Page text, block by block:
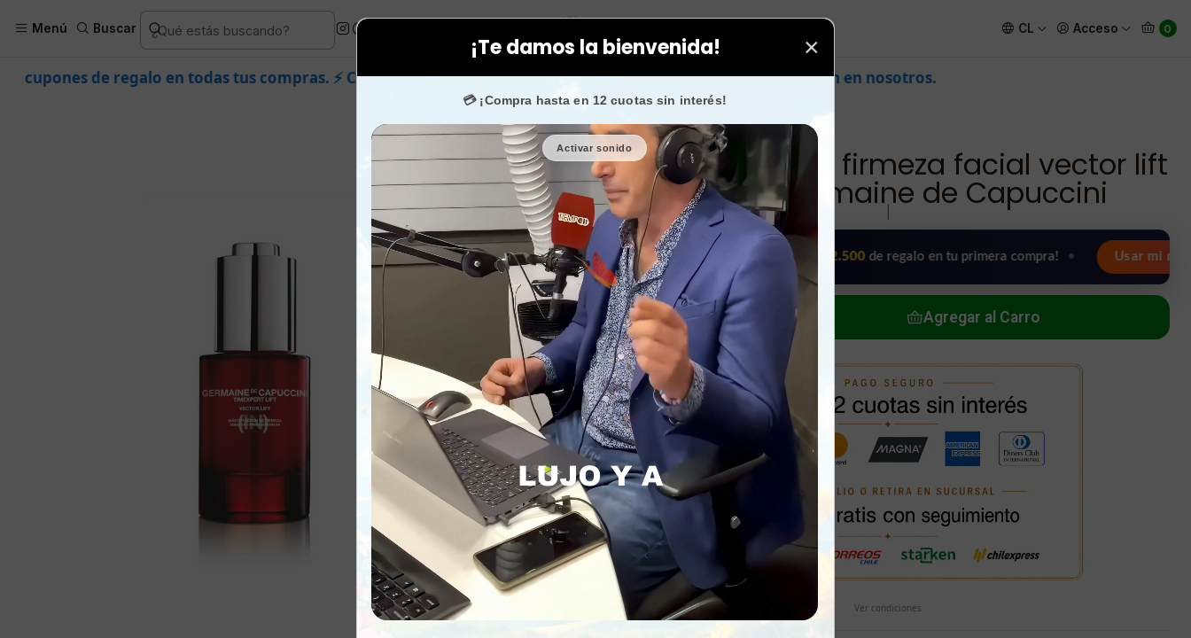
¡Te damos la bienvenida! ×
💳 ¡Compra hasta en 12 cuotas sin interés!
Activar sonido
Menú Buscar CL Acceso 0
Germaine de Capuccini Facial Serum Sérum antiedad firmeza facial vector lift máster Germaine de Capuccini
todas tus compras. ⚡ Compra rápido y aprovecha. 💙 +50.000 fans enInstagramconfían en nosotros.
Sérum antiedad firmeza facial vector lift
máster Germaine de Capuccini
🎉 Bienvenid@ 🔥 ¡Hasta $2.500 de regalo en tu primera compra! • Usar mi regalo ahora
Cantidad
Agregar al Carro
Ver condiciones